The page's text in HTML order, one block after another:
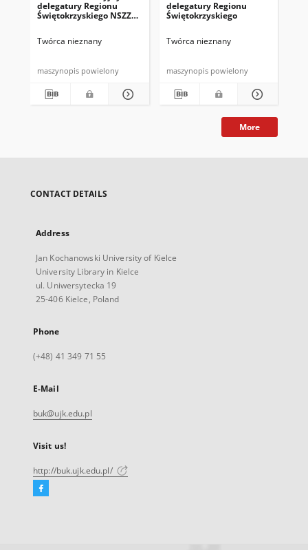
delegatury Regionu
Świętokrzyskiego NSZZ
Twórca nieznany
maszynopis powielony
delegatury Regionu
Świętokrzyskiego
Twórca nieznany
maszynopis powielony
More
CONTACT DETAILS
Address
Jan Kochanowski University of Kielce
University Library in Kielce
ul. Uniwersytecka 19
25-406 Kielce, Poland
Phone
(+48) 41 349 71 55
E-Mail
buk@ujk.edu.pl
Visit us!
http://buk.ujk.edu.pl/
Facebook